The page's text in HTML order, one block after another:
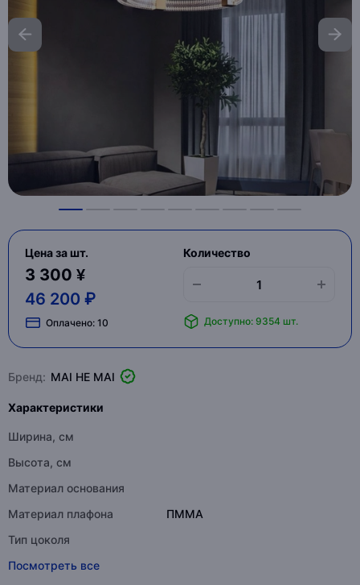
Цена за шт.
3 300 ¥
46 200 ₽
Оплачено: 10
Количество
Доступно: 9354 шт.
Бренд: MAI HE MAI
Характеристики
Ширина, см
Высота, см
Материал основания
Материал плафона
ПММА
Тип цоколя
Посмотреть все